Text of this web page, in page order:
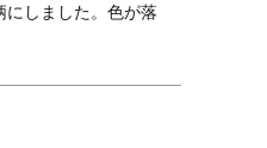
にしました。色が落